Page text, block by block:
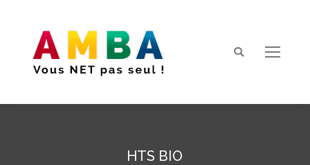
Search:
HTS BIO